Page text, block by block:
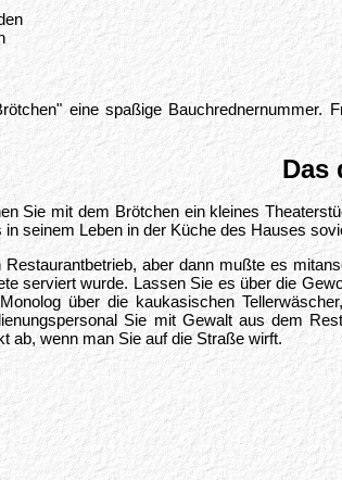
eine spaßige
Das
Sie mit dem Brötchen ein kleines
seinem Leben in der Küche des Hauses
aber dann mußte es
serviert wurde. Lassen Sie es über die
über die kaukasischen
Sie mit Gewalt aus dem
ab, wenn man Sie auf die Straße wirft.